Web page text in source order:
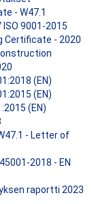
- W47.1
9001-2015
Certificate - 2020
(EN)
(EN)
(EN)
- Letter of
2018 - EN
raportti 2023